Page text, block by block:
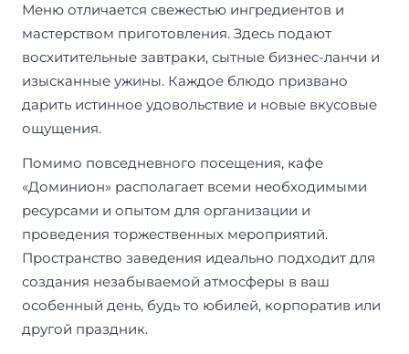
Меню отличается свежестью ингредиентов и
мастерством приготовления. Здесь подают
восхитительные завтраки, сытные бизнес-ланчи и
изысканные ужины. Каждое блюдо призвано
дарить истинное удовольствие и новые вкусовые
ощущения.
Помимо повседневного посещения, кафе
«Доминион» располагает всеми необходимыми
ресурсами и опытом для организации и
проведения торжественных мероприятий.
Пространство заведения идеально подходит для
создания незабываемой атмосферы в ваш
особенный день, будь то юбилей, корпоратив или
другой праздник.